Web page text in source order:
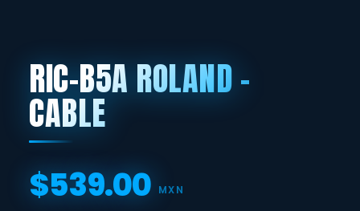
RIC-B5A ROLAND -
CABLE
$539.00 MXN